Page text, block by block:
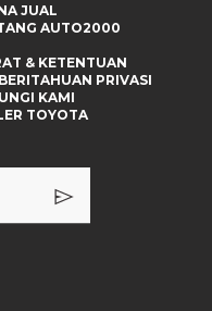
JUAL
AUTO2000
& KETENTUAN
PRIVASI
KAMI
TOYOTA